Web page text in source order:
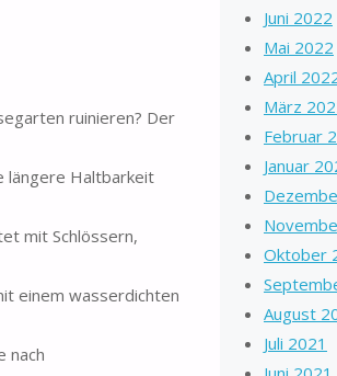
ruinieren? Der
längere Haltbarkeit
mit Schlössern,
einem wasserdichten
nach
Juni 2022
Mai 2022
April
März
Februar
Januar
Oktober
August
Juli 2021